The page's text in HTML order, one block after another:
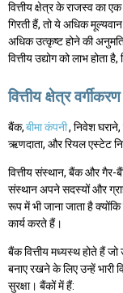
वित्तीय क्षेत्र के राजस्व का
गिरती हैं, तो ये अधिक
अधिक उत्कृष्ट होने की
वित्तीय उद्योग को लाभ होता
वित्तीय क्षेत्र वर्गीकरण
बैंक,बीमा कंपनी, निवेश
ऋणदाता, और रियल एस्टेट
वित्तीय संस्थान, बैंक और गैर-
संस्थान अपने सदस्यों और
रूप में भी जाना जाता है
कार्य करते हैं।
बैंक वित्तीय मध्यस्थ होते हैं
बनाए रखने के लिए उन्हें भारी
सुरक्षा। बैंकों में हैं: